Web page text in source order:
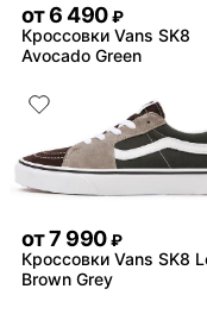
от6 490 ₽
Кроссовки Vans SK8
Avocado Green
от7 990 ₽
Кроссовки Vans SK8
Brown Grey